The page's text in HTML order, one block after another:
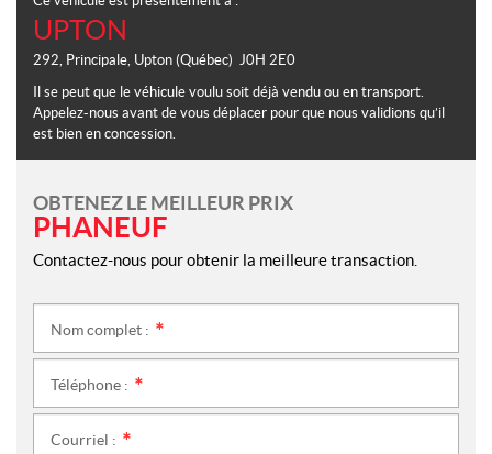
UPTON
292, Principale Upton (Québec) J0H 2E0
Il se peut que le véhicule voulu soit déjà vendu ou en transport.
Appelez-nous avant de vous déplacer pour que nous validions qu’il
est bien en concession.
OBTENEZ LE MEILLEUR PRIX
PHANEUF
Contactez-nous pour obtenir la meilleure transaction.
Nom complet :
Téléphone :
Courriel :